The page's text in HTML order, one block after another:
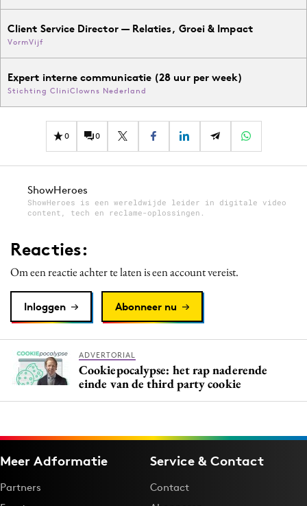
Client Service Director — Relaties, Groei & Impact
VormVijf
Expert interne communicatie (28 uur per week)
Stichting CliniClowns Nederland
0 0
ShowHeroes
ShowHeroes is een wereldwijde leider in digitale video
content, tech en reclame-oplossingen.
Reacties:
Om een reactie achter te laten is een account vereist.
Inloggen Abonneer nu
ADVERTORIAL
Cookiepocalypse: het rap naderende
einde van de third party cookie
Meer Adformatie
Partners
Service & Contact
Contact